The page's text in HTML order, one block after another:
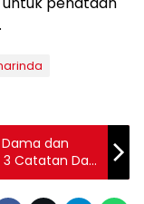
Dama dan
Catatan Dari